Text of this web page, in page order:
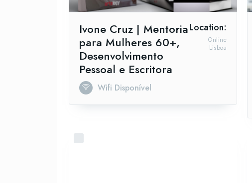
Ivone Cruz | Mentoria
para Mulheres 60+,
Desenvolvimento
Pessoal e Escritora
Wifi Disponível
Location:
Lisboa
Online